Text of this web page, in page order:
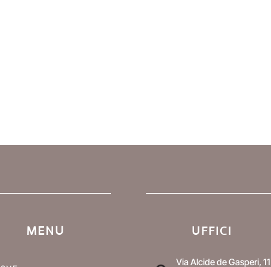
MENU UFFICI
Via Alcide de Gasperi, 11